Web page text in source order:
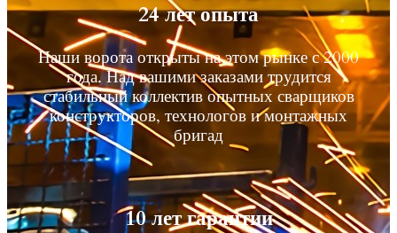
24 лет опыта
Наши ворота открыты на этом рынке с 2000
года. Над вашими заказами трудится
стабильный коллектив опытных сварщиков
конструкторов, технологов и монтажных
бригад
10 лет гарантии